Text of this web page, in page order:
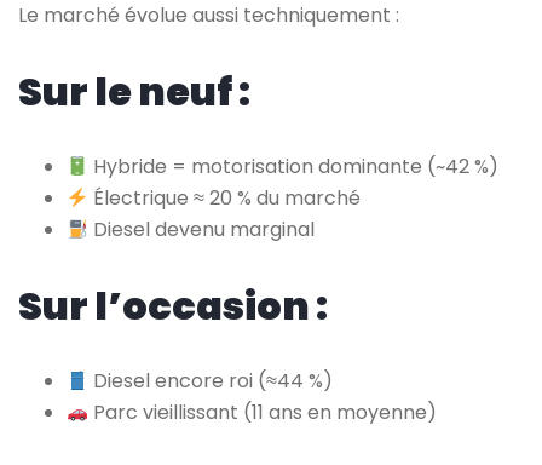
Le marché évolue aussi techniquement :
Sur le neuf :
Hybride = motorisation dominante (~42 %)
Électrique ≈ 20 % du marché
Diesel devenu marginal
Sur l’occasion :
Diesel encore roi (≈44 %)
Parc vieillissant (11 ans en moyenne)